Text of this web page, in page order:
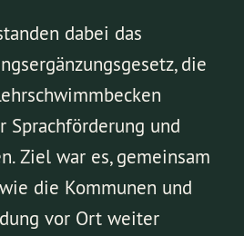
dabei das
die
Sprachförderung und
Ziel war es, gemeinsam
die Kommunen und
vor Ort weiter